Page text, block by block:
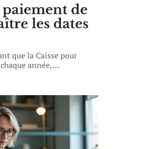
de
les dates
que la Caisse pour
année,…